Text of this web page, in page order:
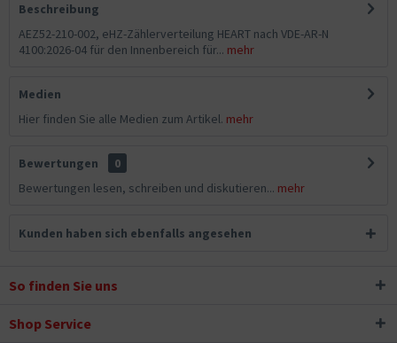
Beschreibung
AEZ52-210-002, eHZ-Zählerverteilung HEART nach VDE-AR-N
4100:2026-04 für den Innenbereich für... mehr
Medien
Hier finden Sie alle Medien zum Artikel. mehr
Bewertungen
0
Bewertungen lesen, schreiben und diskutieren... mehr
Kunden haben sich ebenfalls angesehen
So finden Sie uns
Shop Service